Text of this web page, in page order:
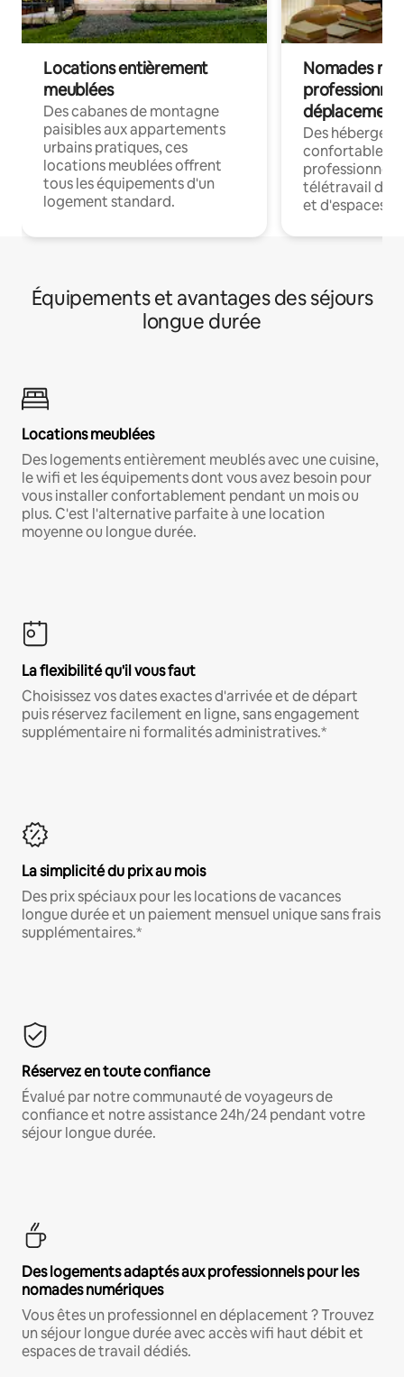
Locations entièrement
meublées
Des cabanes de montagne
paisibles aux appartements
urbains pratiques, ces
locations meublées offrent
tous les équipements d'un
logement standard.
Nomades
déplacement
Des
confortables
professionnels
télétravail
et d'espaces
Équipements et avantages des séjours
longue durée
Locations meublées
Des logements entièrement meublés avec une cuisine,
le wifi et les équipements dont vous avez besoin pour
vous installer confortablement pendant un mois ou
plus. C'est l'alternative parfaite à une location
moyenne ou longue durée.
La flexibilité qu'il vous faut
Choisissez vos dates exactes d'arrivée et de départ
puis réservez facilement en ligne, sans engagement
supplémentaire ni formalités administratives.*
La simplicité du prix au mois
Des prix spéciaux pour les locations de vacances
longue durée et un paiement mensuel unique sans frais
supplémentaires.*
Réservez en toute confiance
Évalué par notre communauté de voyageurs de
confiance et notre assistance 24h/24 pendant votre
séjour longue durée.
Des logements adaptés aux professionnels pour les
nomades numériques
Vous êtes un professionnel en déplacement ? Trouvez
un séjour longue durée avec accès wifi haut débit et
espaces de travail dédiés.